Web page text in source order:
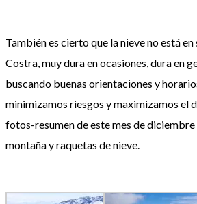
También es cierto que la nieve no está
Costra, muy dura en ocasiones, dura en
buscando buenas orientaciones y
minimizamos riesgos y maximizamos el
fotos-resumen de este mes de
montaña y raquetas de nieve.